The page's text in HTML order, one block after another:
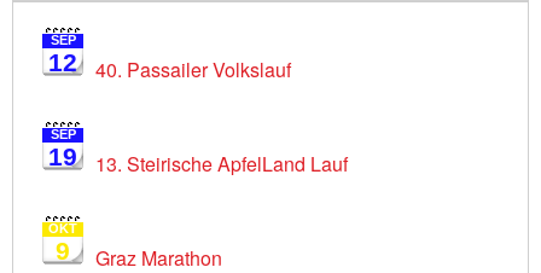
SEP
12 40. Passailer Volkslauf
SEP
19 13. Steirische ApfelLand Lauf
OKT
9 Graz Marathon
Termine